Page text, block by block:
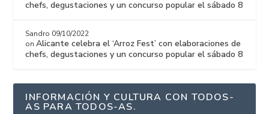
chefs, degustaciones y un concurso popular el sábado 8
Sandro 09/10/2022
onAlicante celebra el ‘Arroz Fest’ con elaboraciones de
chefs, degustaciones y un concurso popular el sábado 8
INFORMACIÓN Y CULTURA CON TODOS-
AS PARA TODOS-AS.